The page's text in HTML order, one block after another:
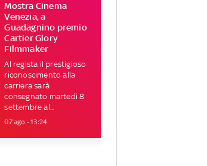
Mostra Cinema
Venezia, a
Guadagnino premio
Cartier Glory
Filmmaker
Al regista il prestigioso
riconoscimento alla
carriera sarà
consegnato martedì 8
settembre al...
07 ago - 13:24